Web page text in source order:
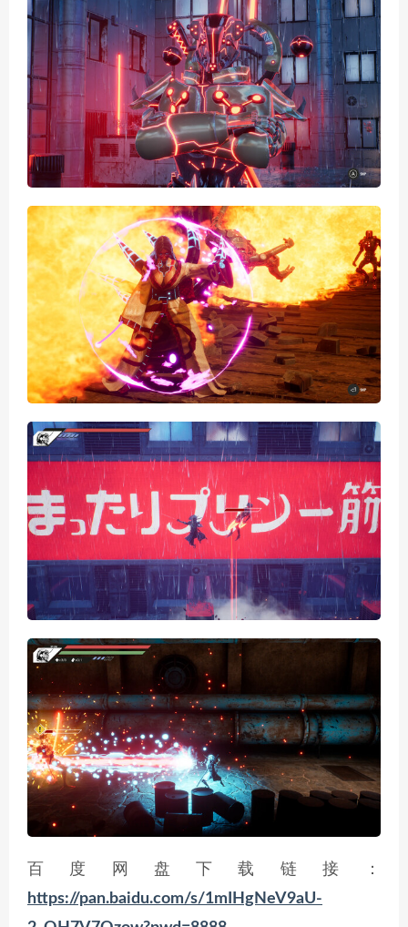
百度网盘下载链接：
https://pan.baidu.com/s/1mIHgNeV9aU-